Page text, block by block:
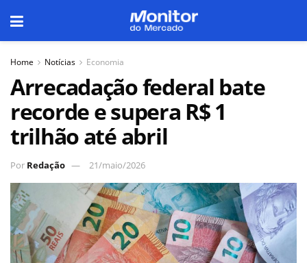
Home Notícias Economia
Arrecadação federal bate
recorde e supera R$ 1
trilhão até abril
Por Redação 21/maio/2026